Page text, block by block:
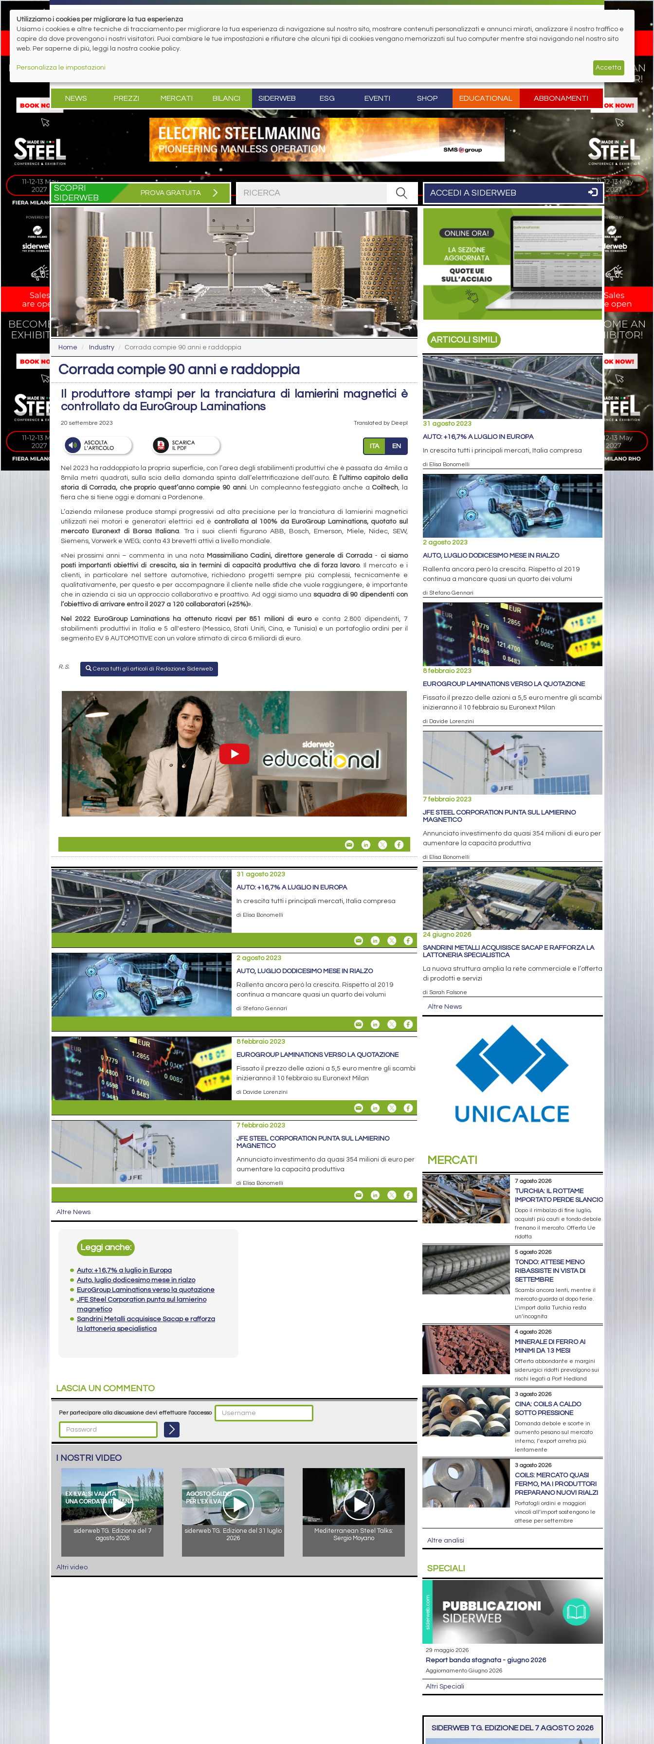
NEWS PREZZI MERCATI BILANCI SIDERWEB ESG EVENTI SHOP EDUCATIONAL ABBONAMENTI
SCOPRI
SIDERWEB
PROVA GRATUITA ACCEDI A SIDERWEB
Home Industry Corrada compie 90 anni e raddoppia
Corrada compie 90 anni e raddoppia
Il produttore stampi per la tranciatura di lamierini magnetici è
controllato da EuroGroup Laminations
20 settembre 2023 Translated by Deepl
ITA EN
Nel 2023 ha raddoppiato la propria superficie, con l’area degli stabilimenti produttivi che è passata da 4mila a
8mila metri quadrati, sulla scia della domanda spinta dall’elettrificazione dell’auto. È l’ultimo capitolo della
storia di Corrada, che proprio quest’anno compie 90 anni. Un compleanno festeggiato anche a Coiltech, la
fiera che si tiene oggi e domani a Pordenone.
L’azienda milanese produce stampi progressivi ad alta precisione per la tranciatura di lamierini magnetici
utilizzati nei motori e generatori elettrici ed è controllata al 100% da EuroGroup Laminations, quotato sul
mercato Euronext di Borsa Italiana. Tra i suoi clienti figurano ABB, Bosch, Emerson, Miele, Nidec, SEW,
Siemens, Vorwerk e WEG; conta 43 brevetti attivi a livello mondiale.
«Nei prossimi anni – commenta in una nota Massimiliano Cadini, direttore generale di Corrada - ci siamo
posti importanti obiettivi di crescita, sia in termini di capacità produttiva che di forza lavoro. Il mercato e i
clienti, in particolare nel settore automotive, richiedono progetti sempre più complessi, tecnicamente e
qualitativamente, per questo e per accompagnare il cliente nelle sfide che vuole raggiungere, è importante
che in azienda ci sia un approccio collaborativo e proattivo. Ad oggi siamo una squadra di 90 dipendenti con
l’obiettivo di arrivare entro il 2027 a 120 collaboratori (+25%)».
Nel 2022 EuroGroup Laminations ha ottenuto ricavi per 851 milioni di euroe conta 2.800 dipendenti, 7
stabilimenti produttivi in Italia e 5 all'estero (Messico, Stati Uniti, Cina, e Tunisia) e un portafoglio ordini per il
segmento EV & AUTOMOTIVE con un valore stimato di circa 6 miliardi di euro.
R. S. Cerca tutti gli articoli di Redazione Siderweb
31 agosto 2023
AUTO: +16,7% A LUGLIO IN EUROPA
In crescita tutti i principali mercati, Italia compresa
di Elisa Bonomelli
2 agosto 2023
AUTO, LUGLIO DODICESIMO MESE IN RIALZO
Rallenta ancora però la crescita. Rispetto al 2019
continua a mancare quasi un quarto dei volumi
di Stefano Gennari
8 febbraio 2023
EUROGROUP LAMINATIONS VERSO LA QUOTAZIONE
Fissato il prezzo delle azioni a 5,5 euro mentre gli scambi
inizieranno il 10 febbraio su Euronext Milan
di Davide Lorenzini
7 febbraio 2023
JFE STEEL CORPORATION PUNTA SUL LAMIERINO
MAGNETICO
Annunciato investimento da quasi 354 milioni di euro per
aumentare la capacità produttiva
di Elisa Bonomelli
Altre News
Leggi anche:
Auto: +16,7% a luglio in Europa
Auto, luglio dodicesimo mese in rialzo
EuroGroup Laminations verso la quotazione
JFE Steel Corporation punta sul lamierino
magnetico
Sandrini Metalli acquisisce Sacap e rafforza
la lattoneria specialistica
LASCIA UN COMMENTO
Per partecipare alla discussione devi effettuare l'accesso
I NOSTRI VIDEO
siderweb TG. Edizione del 7
agosto 2026
siderweb TG. Edizione del 31 luglio
2026
Mediterranean Steel Talks:
Sergio Moyano
Altri video
ARTICOLI SIMILI
31 agosto 2023
AUTO: +16,7% A LUGLIO IN EUROPA
In crescita tutti i principali mercati, Italia compresa
di Elisa Bonomelli
2 agosto 2023
AUTO, LUGLIO DODICESIMO MESE IN RIALZO
Rallenta ancora però la crescita. Rispetto al 2019
continua a mancare quasi un quarto dei volumi
di Stefano Gennari
8 febbraio 2023
EUROGROUP LAMINATIONS VERSO LA QUOTAZIONE
Fissato il prezzo delle azioni a 5,5 euro mentre gli scambi
inizieranno il 10 febbraio su Euronext Milan
di Davide Lorenzini
7 febbraio 2023
JFE STEEL CORPORATION PUNTA SUL LAMIERINO
MAGNETICO
Annunciato investimento da quasi 354 milioni di euro per
aumentare la capacità produttiva
di Elisa Bonomelli
24 giugno 2026
SANDRINI METALLI ACQUISISCE SACAP E RAFFORZA LA
LATTONERIA SPECIALISTICA
La nuova struttura amplia la rete commerciale e l’offerta
di prodotti e servizi
di Sarah Falsone
Altre News
MERCATI
7 agosto 2026
TURCHIA: IL ROTTAME
IMPORTATO PERDE SLANCIO
Dopo il rimbalzo di fine luglio,
acquisti più cauti e tondo debole
frenano il mercato. Offerta Ue
ridotta
5 agosto 2026
TONDO: ATTESE MENO
RIBASSISTE IN VISTA DI
SETTEMBRE
Scambi ancora lenti, mentre il
mercato guarda al dopo ferie.
L’import dalla Turchia resta
un’incognita
4 agosto 2026
MINERALE DI FERRO AI
MINIMI DA 13 MESI
Offerta abbondante e margini
siderurgici ridotti prevalgono sui
rischi legati a Port Hedland
3 agosto 2026
CINA: COILS A CALDO
SOTTO PRESSIONE
Domanda debole e scorte in
aumento pesano sul mercato
interno; l’export arretra più
lentamente
3 agosto 2026
COILS: MERCATO QUASI
FERMO, MA I PRODUTTORI
PREPARANO NUOVI RIALZI
Portafogli ordini e maggiori
vincoli all’import sostengono le
attese per settembre
Altre analisi
SPECIALI
29 maggio 2026
report banda stagnata - giugno 2026
Aggiornamento Giugno 2026
Altri Speciali
SIDERWEB TG. EDIZIONE DEL 7 AGOSTO 2026
Utilizziamo i cookies per migliorare la tua esperienza
Usiamo i cookies e altre tecniche di tracciamento per migliorare la tua esperienza di navigazione sul nostro sito, mostrare contenuti personalizzati e annunci mirati, analizzare il nostro traffico e
capire da dove provengono i nostri visitatori. Puoi cambiare le tue impostazioni e rifiutare che alcuni tipi di cookies vengano memorizzati sul tuo computer mentre stai navigando nel nostro sito
web. Per saperne di più, leggi la nostra cookie policy.
Personalizza le impostazioni Accetta